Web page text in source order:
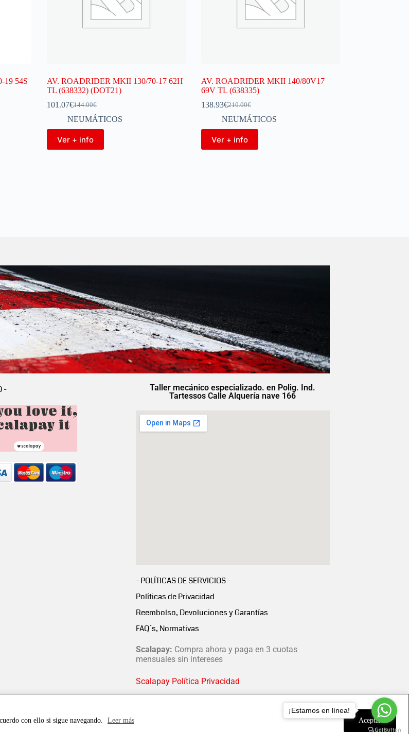
con ello si sigue navegando. Leer más Aceptar
19 54S
AV. ROADRIDER MKII 130/70-17 62H
TL (638332) (DOT21)
144.00€
101.07€
NEUMÁTICOS
Ver + info
AV. ROADRIDER MKII 140/80V17
69V TL (638335)
210.00€
138.93€
NEUMÁTICOS
Ver + info
-
Taller mecánico especializado. en Polig. Ind.
Tartessos Calle Alquería nave 166
- POLÍTICAS DE SERVICIOS -
Políticas de Privacidad
Reembolso, Devoluciones y Garantías
FAQ´s, Normativas
Scalapay: Compra ahora y paga en 3 cuotas
mensuales sin intereses
Scalapay Política Privacidad
¡Estamos en línea!